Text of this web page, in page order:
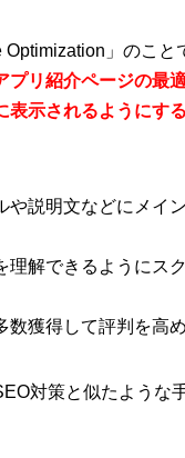
Optimization」のこと
プリ紹介ページの最
表示されるようにす
や説明文などにメイ
理解できるようにス
数獲得して評判を高
対策と似たような